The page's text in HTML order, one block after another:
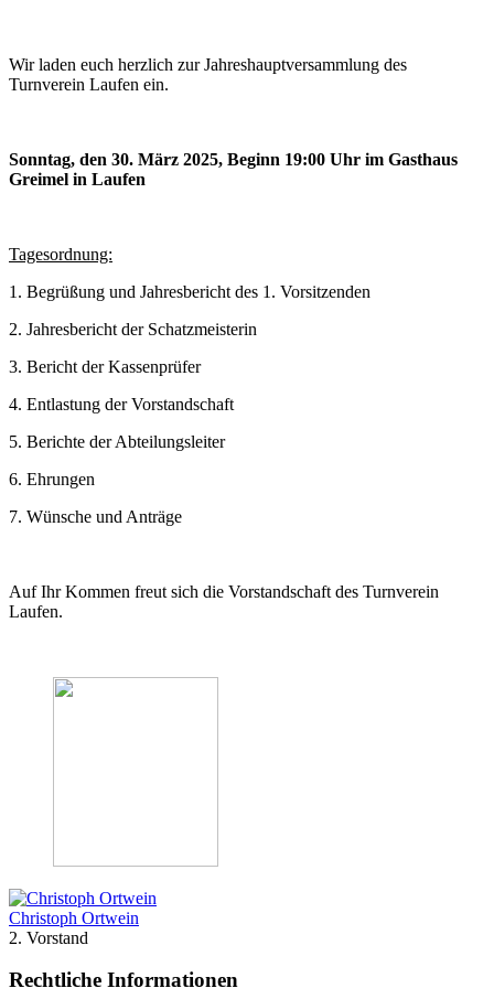
Wir laden euch herzlich zur Jahreshauptversammlung des
Turnverein Laufen ein.
Sonntag, den 30. März 2025, Beginn 19:00 Uhr im Gasthaus
Greimel in Laufen
Tagesordnung:
1. Begrüßung und Jahresbericht des 1. Vorsitzenden
2. Jahresbericht der Schatzmeisterin
3. Bericht der Kassenprüfer
4. Entlastung der Vorstandschaft
5. Berichte der Abteilungsleiter
6. Ehrungen
7. Wünsche und Anträge
Auf Ihr Kommen freut sich die Vorstandschaft des Turnverein
Laufen.
Christoph Ortwein
2. Vorstand
Rechtliche Informationen